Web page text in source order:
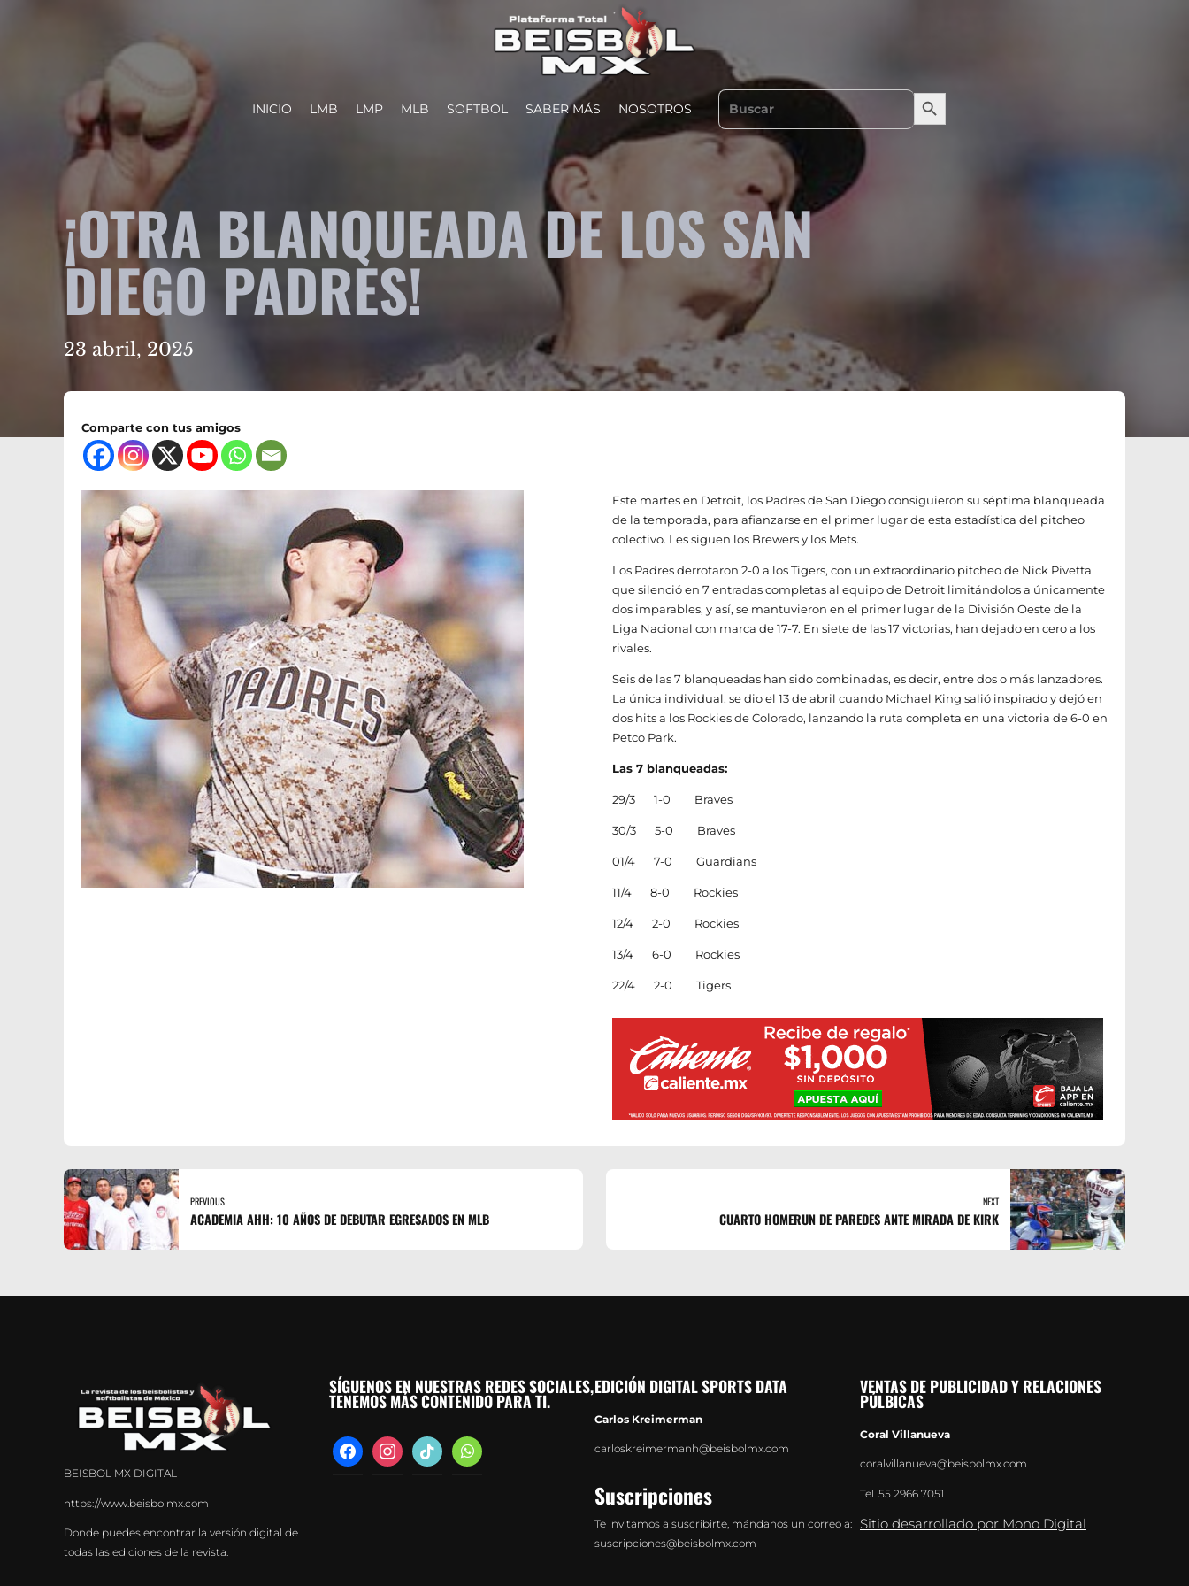
INICIO LMB LMP MLB SOFTBOL SABER MÁS NOSOTROS
Search Search Button
¡OTRA BLANQUEADA DE LOS SAN
DIEGO PADRES!
23 abril, 2025
Comparte con tus amigos
Este martes en Detroit, los Padres de San Diego consiguieron su séptima blanqueada
de la temporada, para afianzarse en el primer lugar de esta estadística del pitcheo
colectivo. Les siguen los Brewers y los Mets.
Los Padres derrotaron 2-0 a los Tigers, con un extraordinario pitcheo de Nick Pivetta
que silenció en 7 entradas completas al equipo de Detroit limitándolos a únicamente
dos imparables, y así, se mantuvieron en el primer lugar de la División Oeste de la
Liga Nacional con marca de 17-7. En siete de las 17 victorias, han dejado en cero a los
rivales.
Seis de las 7 blanqueadas han sido combinadas, es decir, entre dos o más lanzadores.
La única individual, se dio el 13 de abril cuando Michael King salió inspirado y dejó en
dos hits a los Rockies de Colorado, lanzando la ruta completa en una victoria de 6-0 en
Petco Park.
Las 7 blanqueadas:
29/3 1-0 Braves
30/3 5-0 Braves
01/4 7-0 Guardians
11/4 8-0 Rockies
12/4 2-0 Rockies
13/4 6-0 Rockies
22/4 2-0 Tigers
PREVIOUS
ACADEMIA AHH: 10 AÑOS DE DEBUTAR EGRESADOS EN MLB
NEXT
CUARTO HOMERUN DE PAREDES ANTE MIRADA DE KIRK
BEISBOL MX DIGITAL
https://www.beisbolmx.com
Donde puedes encontrar la versión digital de
todas las ediciones de la revista.
SÍGUENOS EN NUESTRAS REDES SOCIALES,
TENEMOS MÁS CONTENIDO PARA TI.
facebookinstagramtiktok whatsapp
EDICIÓN DIGITAL SPORTS DATA
Carlos Kreimerman
carloskreimermanh@beisbolmx.com
Suscripciones
Te invitamos a suscribirte, mándanos un correo a:
suscripciones@beisbolmx.com
VENTAS DE PUBLICIDAD Y RELACIONES
PÚLBICAS
Coral Villanueva
coralvillanueva@beisbolmx.com
Tel. 55 2966 7051
Sitio desarrollado por Mono Digital